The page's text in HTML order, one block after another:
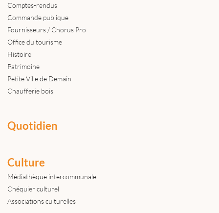
Comptes-rendus
Commande publique
Fournisseurs / Chorus Pro
Office du tourisme
Histoire
Patrimoine
Petite Ville de Demain
Chaufferie bois
Quotidien
Culture
Médiathèque intercommunale
Chéquier culturel
Associations culturelles